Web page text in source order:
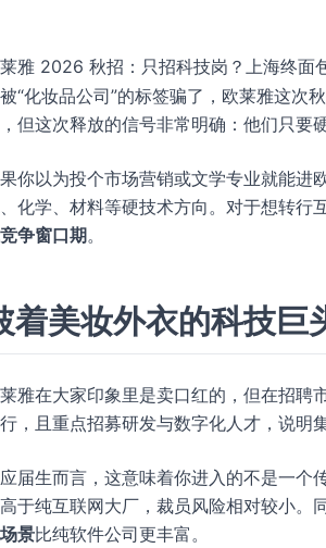
雅 2026 秋招：只招科技岗？上海终面
“化妆品公司”的标签骗了，欧莱雅这次
但这次释放的信号非常明确：他们只要
你以为投个市场营销或文学专业就能进
化学、材料等硬技术方向。对于想转行
争窗口期。
着美妆外衣的科技巨
雅在大家印象里是卖口红的，但在招
，且重点招募研发与数字化人才，说明
届生而言，这意味着你进入的不是一个
于纯互联网大厂，裁员风险相对较小。
景比纯软件公司更丰富。